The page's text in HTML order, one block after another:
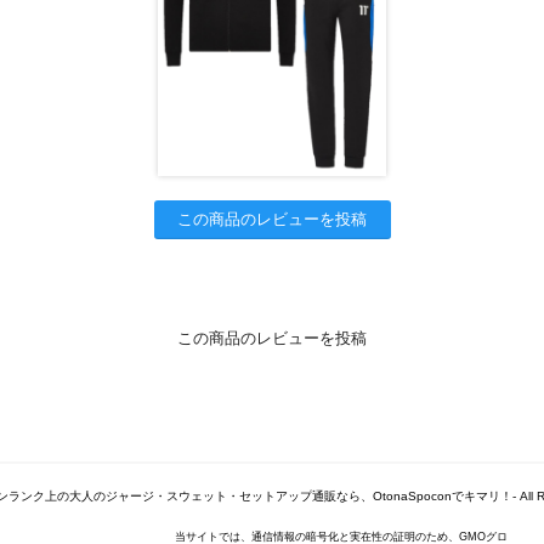
この商品のレビューを投稿
この商品のレビューを投稿
ランク上の大人のジャージ・スウェット・セットアップ通販なら、OtonaSpoconでキマリ！- All
当サイトでは、通信情報の暗号化と実在性の証明のため、GMOグロ